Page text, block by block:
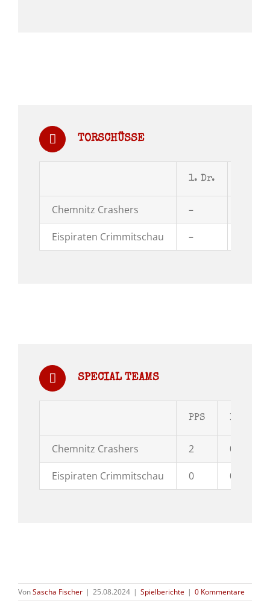
TORSCHÜSSE
1. Dr.
Chemnitz Crashers –
Eispiraten Crimmitschau –
SPECIAL TEAMS
PPS PPG
Chemnitz Crashers 2 0
Eispiraten Crimmitschau 0 0
VonSascha Fischer | 25.08.2024 | Spielberichte | 0 Kommentare